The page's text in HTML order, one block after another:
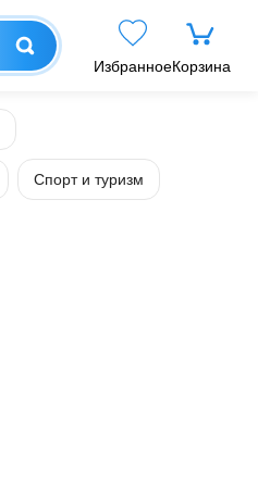
ИзбранноеКорзина
Спорт и туризм